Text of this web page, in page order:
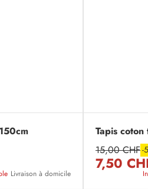
Livraison à domicile
Tapis
15,00 CHF-
7,50